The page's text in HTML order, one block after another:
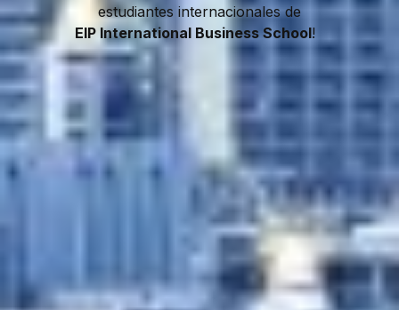
estudiantes internacionales de
EIP International Business School!